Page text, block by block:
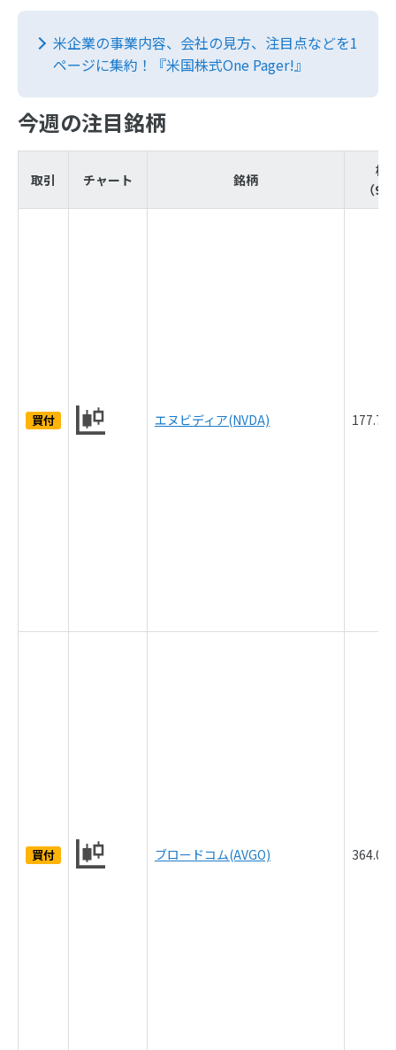
米企業の事業内容、会社の見方、注目点などを1
ページに集約！『米国株式One Pager!』
今週の注目銘柄
取引 チャート 銘柄
株
（9/
買付 エヌビディア(NVDA) 177.75
買付 ブロードコム(AVGO) 364.09